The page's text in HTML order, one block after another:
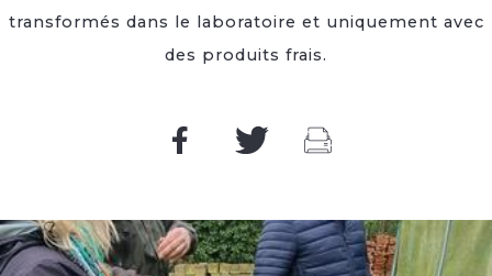
transformés dans le laboratoire et uniquement avec
des produits frais.